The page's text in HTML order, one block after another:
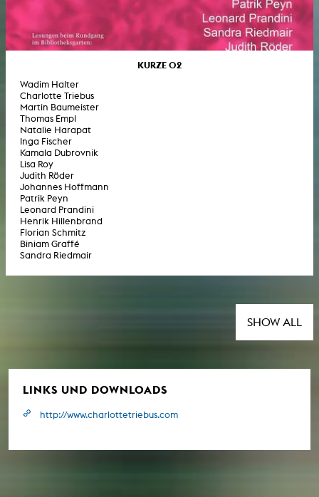
KURZE 02
Wadim Halter
Charlotte Triebus
Martin Baumeister
Thomas Empl
Natalie Harapat
Inga Fischer
Kamala Dubrovnik
Lisa Roy
Judith Röder
Johannes Hoffmann
Patrik Peyn
Leonard Prandini
Henrik Hillenbrand
Florian Schmitz
Biniam Graffé
Sandra Riedmair
SHOW ALL
LINKS UND DOWNLOADS
http://www.charlottetriebus.com